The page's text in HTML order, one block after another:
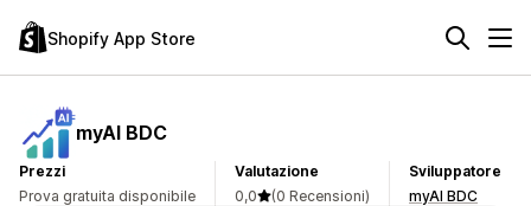
Shopify App Store
myAI BDC
Prezzi
Prova gratuita disponibile
Valutazione
0,0
(0 Recensioni)
Sviluppatore
myAI BDC